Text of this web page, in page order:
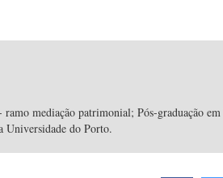
mediação patrimonial; Pós-graduação em
Universidade do Porto.